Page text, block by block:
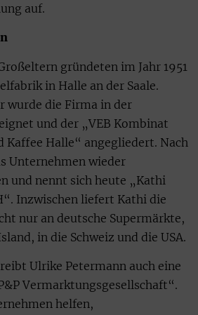
auf.
gründeten im Jahr 1951
in Halle an der Saale.
wurde die Firma in der
und der „VEB Kombinat
Halle“ angegliedert. Nach
Unternehmen wieder
und nennt sich heute „Kathi
Inzwischen liefert Kathi die
nur an deutsche Supermärkte,
in die Schweiz und die USA.
Ulrike Petermann auch eine
Vermarktungsgesellschaft“.
helfen,